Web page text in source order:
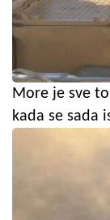
More je sve
kada se sada